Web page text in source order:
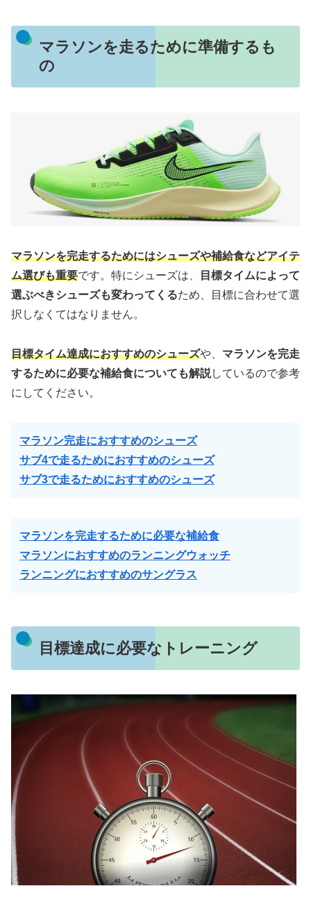
マラソンを走るために準備するも
の
マラソンを完走するためにはシューズや補給食などアイテ
ム選びも重要です。特にシューズは、
目標タイムによって
選ぶべきシューズも変わってくるため、目標に合わせて選
択しなくてはなりません。
目標タイム達成におすすめのシューズや、 マラソンを完走
するために必要な補給食についても解説しているので参考
にしてください。
マラソン完走におすすめのシューズ
サブ4で走るためにおすすめのシューズ
サブ3で走るためにおすすめのシューズ
マラソンを完走するために必要な補給食
マラソンにおすすめのランニングウォッチ
ランニングにおすすめのサングラス
目標達成に必要なトレーニング